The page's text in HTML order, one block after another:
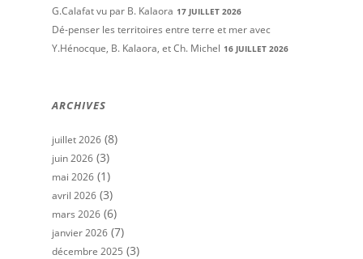
G.Calafat vu par B. Kalaora 17 JUILLET 2026
Dé-penser les territoires entre terre et mer avec
Y.Hénocque, B. Kalaora, et Ch. Michel 16 JUILLET 2026
ARCHIVES
juillet 2026 (8)
juin 2026 (3)
mai 2026 (1)
avril 2026 (3)
mars 2026 (6)
janvier 2026 (7)
décembre 2025 (3)